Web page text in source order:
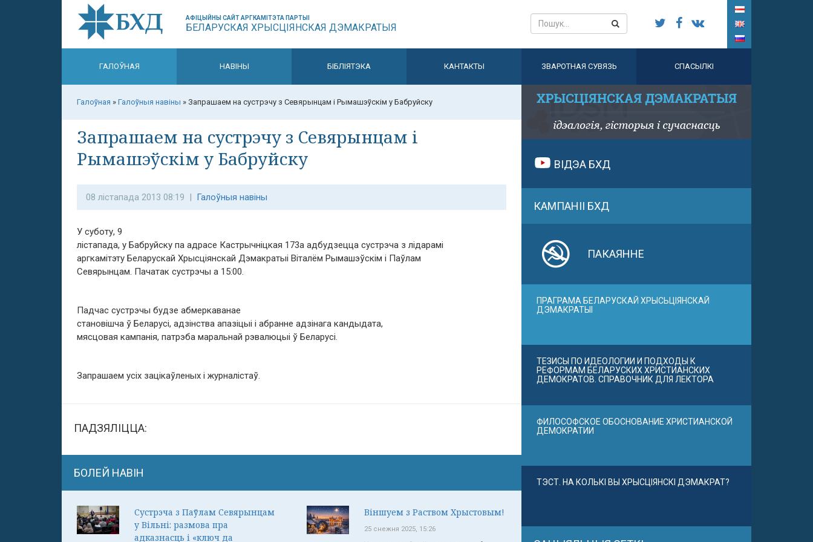
АФІЦЫЙНЫ САЙТ АРГКАМІТЭТА ПАРТЫІ
БЕЛАРУСКАЯ ХРЫСЦІЯНСКАЯ ДЭМАКРАТЫЯ
ГАЛОЎНАЯ НАВІНЫ БІБЛІЯТЭКА КАНТАКТЫ ЗВАРОТНАЯ СУВЯЗЬ СПАСЫЛКІ
Галоўная » Галоўныя навіны » Запрашаем на сустрэчу з Севярынцам і Рымашэўскім у Бабруйску
Запрашаем на сустрэчу з Севярынцам і
Рымашэўскім у Бабруйску
08 лістапада 2013 08:19 | Галоўныя навіны
У суботу, 9
лістапада, у Бабруйску па адрасе Кастрычніцкая 173а адбудзецца сустрэча з лідарамі
аргкамітэту Беларускай Хрысціянскай Дэмакратыі Віталём Рымашэўскім і Паўлам
Севярынцам. Пачатак сустрэчы а 15:00.
Падчас сустрэчы будзе абмеркаванае
становішча ў Беларусі, адзінства апазіцыі і абранне адзінага кандыдата,
мясцовая кампанія, патрэба маральнай рэвалюцыі ў Беларусі.
Запрашаем усіх зацікаўленых і журналістаў.
ПАДЗЯЛІЦЦА:
БОЛЕЙ НАВІН
Сустрэча з Паўлам Севярынцам
у Вільні: размова пра
адказнасць і «ключ да
Віншуем з Раством Хрыстовым!
25 снежня 2025, 15:26
ВІДЭА БХД
КАМПАНІІ БХД
ПАКАЯННЕ
ПРАГРАМА БЕЛАРУСКАЙ ХРЫСЬЦІЯНСКАЙ
ДЭМАКРАТЫІ
ТЕЗИСЫ ПО ИДЕОЛОГИИ И ПОДХОДЫ К
РЕФОРМАМ БЕЛАРУСКИХ ХРИСТИАНСКИХ
ДЕМОКРАТОВ. СПРАВОЧНИК ДЛЯ ЛЕКТОРА
ФИЛОСОФСКОЕ ОБОСНОВАНИЕ ХРИСТИАНСКОЙ
ДЕМОКРАТИИ
ТЭСТ. НА КОЛЬКІ ВЫ ХРЫСЦІЯНСКІ ДЭМАКРАТ?